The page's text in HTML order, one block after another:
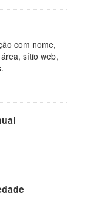
com nome,
sítio web,